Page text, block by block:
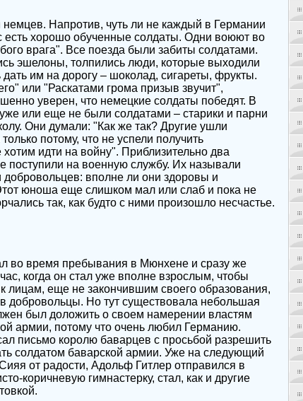
Напротив, чуть ли не каждый в Германии
хорошо обученные солдаты. Одни воюют во
врага". Все поезда были забиты солдатами.
эшелоны, толпились люди, которые выходили
им на дорогу – шоколад, сигареты, фрукты.
или "Раскатами грома призыв звучит",
уверен, что немецкие солдаты победят. В
или еще не были солдатами – старики и парни
Они думали: "Как же так? Другие ушли
потому, что не успели получить
идти на войну". Приблизительно два
поступили на военную службу. Их называли
вполне ли они здоровы и
юноша еще слишком мал или слаб и пока не
так, как будто с ними произошло несчастье.
во время пребывания в Мюнхене и сразу же
когда он стал уже вполне взрослым, чтобы
лицам, еще не закончившим своего образования,
добровольцы. Но тут существовала небольшая
был доложить о своем намерении властям
армии, потому что очень любил Германию.
письмо королю баварцев с просьбой разрешить
солдатом баварской армии. Уже на следующий
от радости, Адольф Гитлер отправился в
коричневую гимнастерку, стал, как и другие